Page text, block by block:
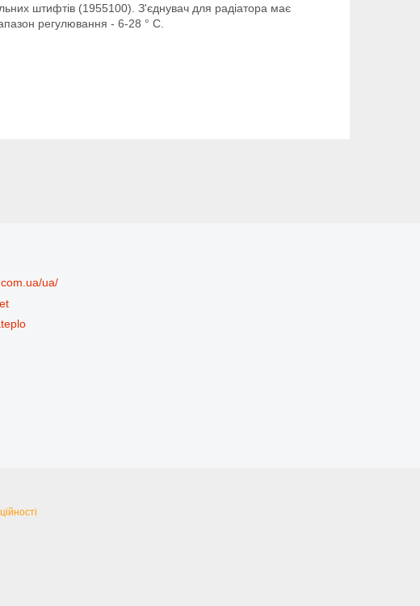
штифтів (1955100). З'єднувач для радіатора має
регулювання - 6-28 ° C.
ua/